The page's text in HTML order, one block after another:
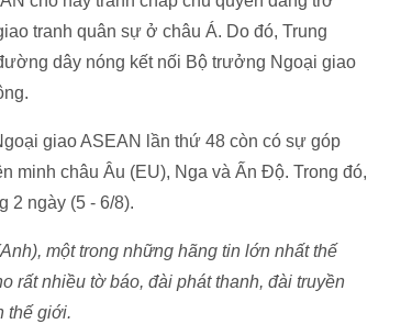
tranh quân sự ở châu Á. Do đó, Trung
dây nóng kết nối Bộ trưởng Ngoại giao
giao ASEAN lần thứ 48 còn có sự góp
minh châu Âu (EU), Nga và Ấn Độ. Trong đó,
2 ngày (5 - 6/8).
một trong những hãng tin lớn nhất thế
rất nhiều tờ báo, đài phát thanh, đài truyền
thế giới.